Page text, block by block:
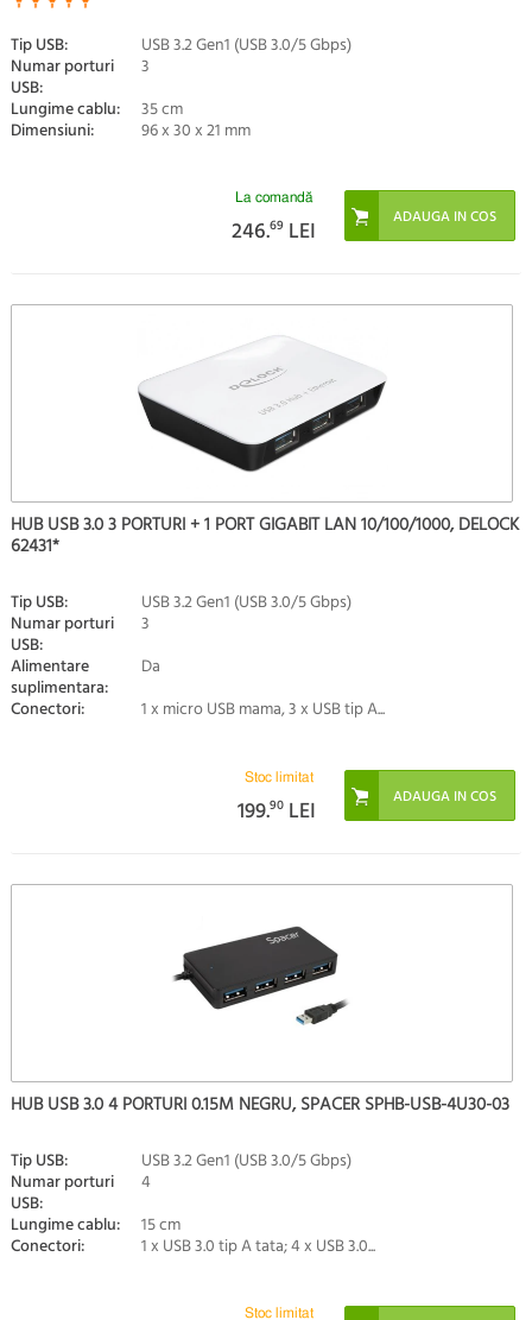
Tip USB: USB 3.2 Gen1 (USB 3.0/5 Gbps)
Numar porturi
USB:
3
Lungime cablu:
35 cm
Dimensiuni: 96 x 30 x 21 mm
La comandă
246.69 LEI
HUB USB 3.0 3 PORTURI + 1 PORT GIGABIT LAN 10/100/1000, DELOCK
62431*
Tip USB: USB 3.2 Gen1 (USB 3.0/5 Gbps)
Numar porturi
USB:
3
Alimentare
suplimentara:
Da
Conectori:
1 x micro USB mama, 3 x USB tip A...
Stoc limitat
199.90 LEI
HUB USB 3.0 4 PORTURI 0.15M NEGRU, SPACER SPHB-USB-4U30-03
Tip USB: USB 3.2 Gen1 (USB 3.0/5 Gbps)
Numar porturi
USB:
4
Lungime cablu:
15 cm
Conectori: 1 x USB 3.0 tip A tata; 4 x USB 3.0...
Stoc limitat